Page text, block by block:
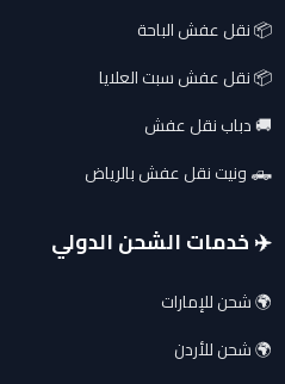
📦 نقل عفش الباحة
📦 نقل عفش سبت العلايا
🚚 دباب نقل عفش
🛻 ونيت نقل عفش بالرياض
✈️ خدمات الشحن الدولي
🌍 شحن للإمارات
🌍 شحن للأردن